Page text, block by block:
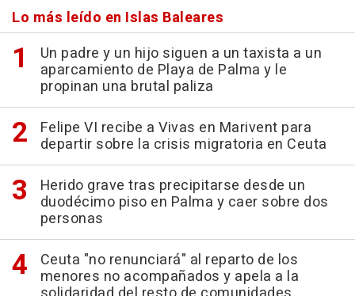
Lo más leído en Islas Baleares
Un padre y un hijo siguen a un taxista a un
aparcamiento de Playa de Palma y le
propinan una brutal paliza
Felipe VI recibe a Vivas en Marivent para
departir sobre la crisis migratoria en Ceuta
Herido grave tras precipitarse desde un
duodécimo piso en Palma y caer sobre dos
personas
Ceuta "no renunciará" al reparto de los
menores no acompañados y apela a la